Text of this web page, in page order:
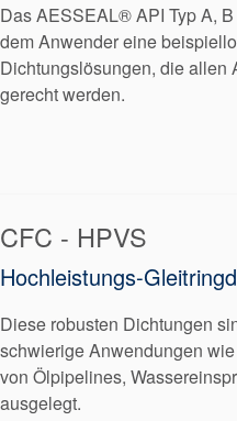
Kontaktieren
Standorte
Neuigkeiten
Nachhaltigkeit
Das AESSEAL® API Typ A,
dem Anwender eine
Dichtungslösungen, die allen
gerecht werden.
CFC - HPVS
Hochleistungs-
Diese robusten Dichtungen
schwierige Anwendungen
von Ölpipelines,
ausgelegt.